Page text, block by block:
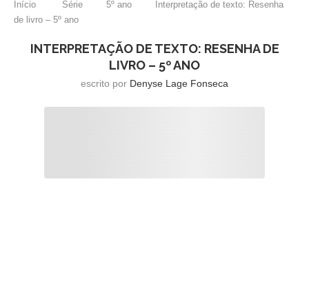
Início Série 5º ano
Interpretação de texto: Resenha
de livro – 5º ano
INTERPRETAÇÃO DE TEXTO: RESENHA DE
LIVRO – 5º ANO
escrito por Denyse Lage Fonseca